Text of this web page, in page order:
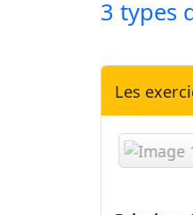
3 types
Les